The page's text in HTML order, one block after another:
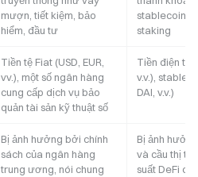
mượn, tiết kiệm, bảo
hiểm, đầu tư
stablecoin,
staking
Tiền tệ Fiat (USD, EUR,
vv.), một số ngân hàng
cung cấp dịch vụ bảo
quản tài sản kỹ thuật số
Tiền điện tử
v.v.),
DAI, v.v.)
Bị ảnh hưởng bởi chính
sách của ngân hàng
trung ương, nói chung
Bị ảnh
và cầu thị
suất DeFi